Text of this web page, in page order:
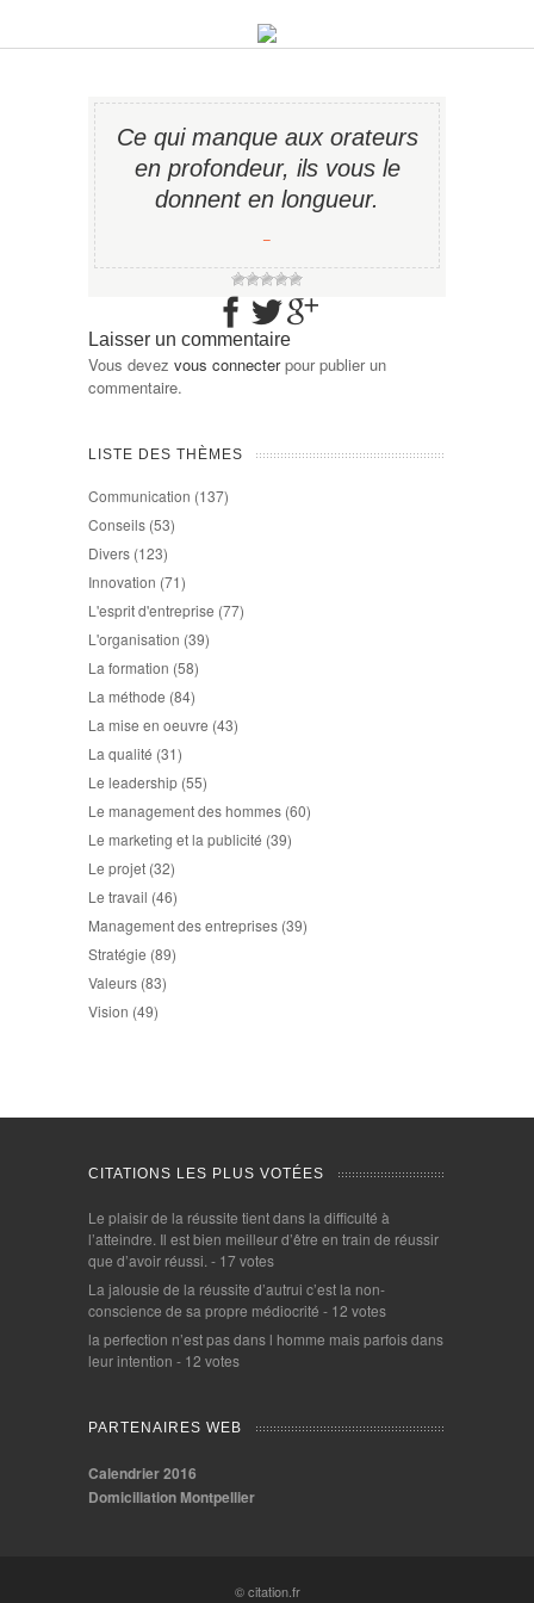
Ce qui manque aux orateurs
en profondeur, ils vous le
donnent en longueur.
−
Laisser un commentaire
Vous devez vous connecterpour publier un
commentaire.
LISTE DES THÈMES
Communication (137)
Conseils (53)
Divers (123)
Innovation (71)
L'esprit d'entreprise (77)
L'organisation (39)
La formation (58)
La méthode (84)
La mise en oeuvre (43)
La qualité (31)
Le leadership (55)
Le management des hommes (60)
Le marketing et la publicité (39)
Le projet (32)
Le travail (46)
Management des entreprises (39)
Stratégie (89)
Valeurs (83)
Vision (49)
CITATIONS LES PLUS VOTÉES
Le plaisir de la réussite tient dans la difficulté à
l’atteindre. Il est bien meilleur d’être en train de réussir
que d’avoir réussi. - 17 votes
La jalousie de la réussite d’autrui c’est la non-
conscience de sa propre médiocrité - 12 votes
la perfection n’est pas dans l homme mais parfois dans
leur intention - 12 votes
PARTENAIRES WEB
Calendrier 2016
Domiciliation Montpellier
© citation.fr